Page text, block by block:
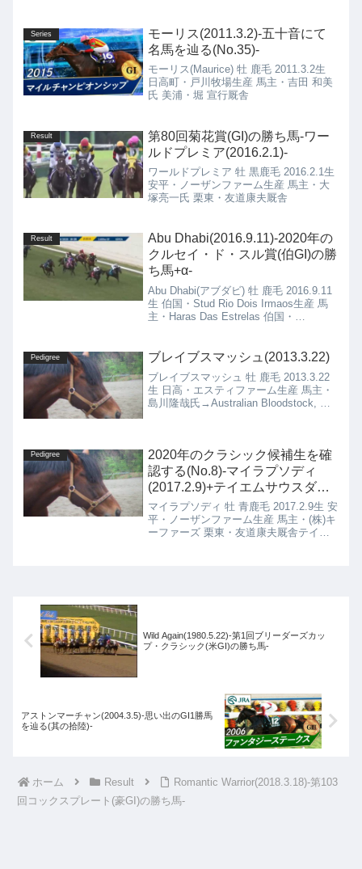
Series
モーリス(2011.3.2)-五十音にて
名馬を辿る(No.35)-
モーリス(Maurice) 牡 鹿毛 2011.3.2生
日高町・戸川牧場生産 馬主・吉田 和美
氏 美浦・堀 宣行厩舎
Result
第80回菊花賞(GI)の勝ち馬-ワー
ルドプレミア(2016.2.1)-
ワールドプレミア 牡 黒鹿毛 2016.2.1生
安平・ノーザンファーム生産 馬主・大
塚亮一氏 栗東・友道康夫厩舎
Result
Abu Dhabi(2016.9.11)-2020年の
クルセイ・ド・スル賞(伯GI)の勝
ち馬+α-
Abu Dhabi(アブダビ) 牡 鹿毛 2016.9.11
生 伯国・Stud Rio Dois Irmaos生産 馬
主・Haras Das Estrelas 伯国・
Anderson生産 馬主・Haras Anderson 伯
Pedigree ブレイブスマッシュ(2013.3.22)
ブレイブスマッシュ 牡 鹿毛 2013.3.22
生 日高・エスティファーム生産 馬主・
島川隆哉氏→Australian Bloodstock, Mt
Pedigree
2020年のクラシック候補生を確
認する(No.8)-マイラプソディ
(2017.2.9)+テイエムサウスダン
(2017.1.21)-
マイラプソディ 牡 青鹿毛 2017.2.9生 安
平・ノーザンファーム生産 馬主・(株)キ
ーファーズ 栗東・友道康夫厩舎テイエ
Wild Again(1980.5.22)-第1回ブリーダーズカッ
プ・クラシック(米GI)の勝ち馬-
アストンマーチャン(2004.3.5)-思い出のGI1勝馬
を辿る(其の拾陸)-
ホーム Result
Romantic Warrior(2018.3.18)-第103
回コックスプレート(豪GI)の勝ち馬-